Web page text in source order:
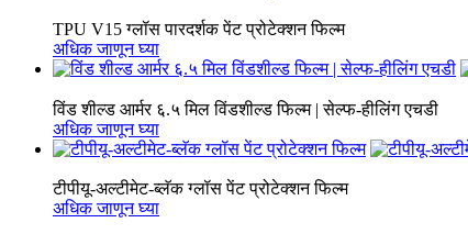
TPU V15 ग्लॉस पारदर्शक पेंट प्रोटेक्शन फिल्म
अधिक जाणून घ्या
विंड शील्ड आर्मर ६.५ मिल विंडशील्ड फिल्म | सेल्फ-हीलिंग एचडी
अधिक जाणून घ्या
टीपीयू-अल्टीमेट-ब्लॅक ग्लॉस पेंट प्रोटेक्शन फिल्म
अधिक जाणून घ्या